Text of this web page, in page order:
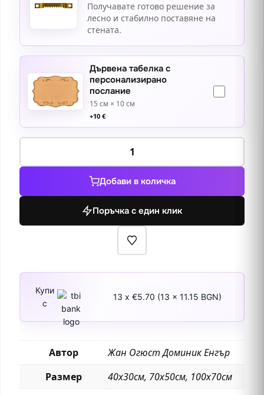
Получавате готово решение за
лесно и стабилно поставяне на
стената.
Дървена табелка с
персонализирано
послание
15 см × 10 см
+10 €
количество
Роджър
Анджелика
Добави в количка
Поръчка с един клик
Купи
с
13 x €5.70 (13 x 11.15 BGN)
Автор
Жан Огюст Доминик Енгър
Размер
40х30см, 70х50см, 100х70см